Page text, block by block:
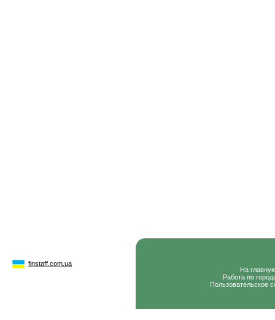
finstaff.com.ua
На
Работа по
Пользовательское